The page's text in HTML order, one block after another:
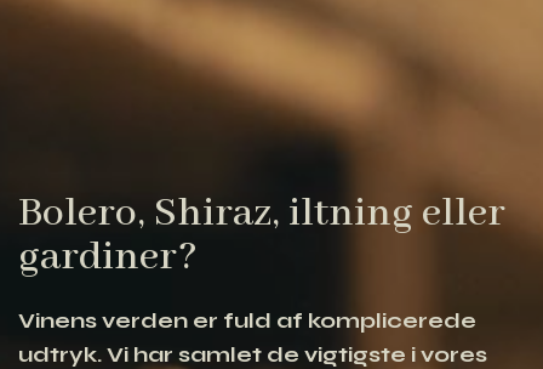
Bolero, Shiraz, iltning eller
gardiner?
Vinens verden er fuld af komplicerede
udtryk. Vi har samlet de vigtigste i vores